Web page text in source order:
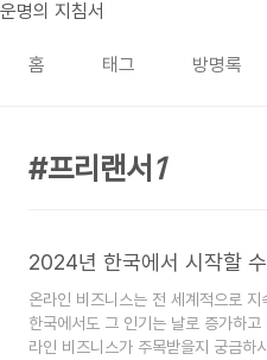
본문 바로가기
운명의 지침서
홈 태그 방명록
프리랜서 1
온라인 비즈니스는 전 세계적으로 지
한국에서도 그 인기는 날로 증가하
라인 비즈니스가 주목받을지 궁금하